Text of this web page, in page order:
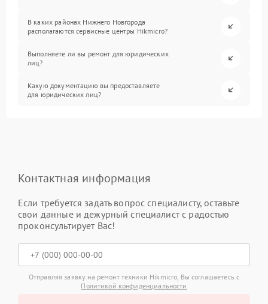
В каких районах Нижнего Новгорода
располагаются сервисные центры Hikmicro?
Выполняете ли вы ремонт для юридических
лиц?
Какую документацию вы предоставляете
для юридических лиц?
Контактная информация
Если требуется задать вопрос специалисту, оставьте
свои данные и дежурный специалист с радостью
проконсультирует Вас!
Отправляя заявку на ремонт техники Hikmicro, Вы соглашаетесь с
Политикой конфиденциальности